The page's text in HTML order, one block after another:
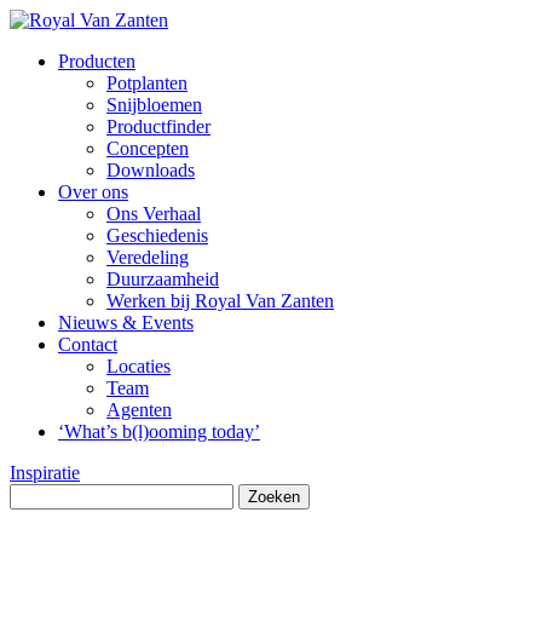
Producten
Potplanten
Snijbloemen
Productfinder
Concepten
Downloads
Over ons
Ons Verhaal
Geschiedenis
Veredeling
Duurzaamheid
Werken bij Royal Van Zanten
Nieuws & Events
Contact
Locaties
Team
Agenten
‘What’s b(l)ooming today’
Inspiratie